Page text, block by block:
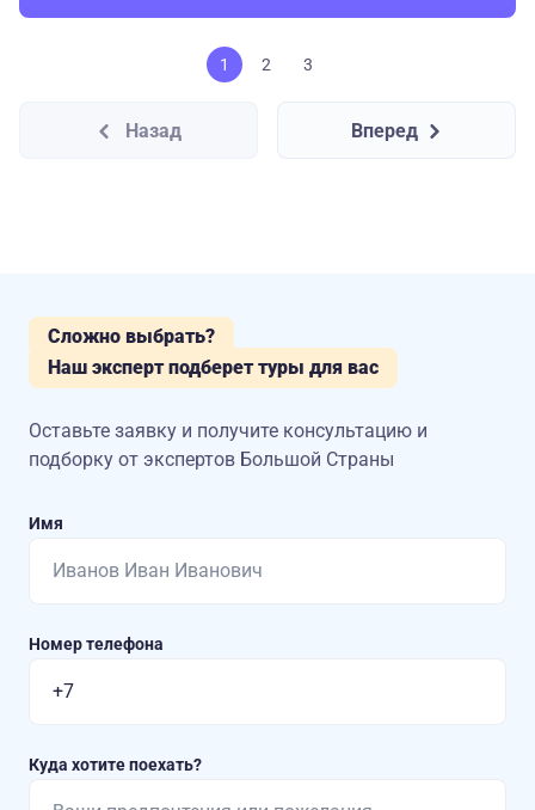
1 2 3
Назад Вперед
Сложно выбрать?
Наш эксперт подберет туры для вас
Оставьте заявку и получите консультацию и
подборку от экспертов Большой Страны
Имя
Номер телефона
Куда хотите поехать?